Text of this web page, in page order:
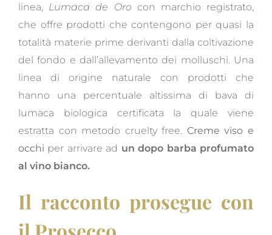
linea, Lumaca de Oro con marchio registrato,
che offre prodotti che contengono per quasi la
totalità materie prime derivanti dalla coltivazione
del fondo e dall’allevamento dei molluschi. Una
linea di origine naturale con prodotti che
hanno una percentuale altissima di bava di
lumaca biologica certificata la quale viene
estratta con metodo cruelty free. Creme viso e
occhi per arrivare ad un dopo barba profumato
al vino bianco.
Il racconto prosegue con